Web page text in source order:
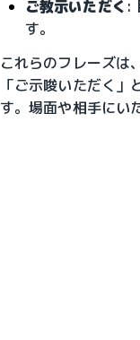
ご教示いただく :
す。
これらのフレーズは
「ご示唆いただく
す。場面や相手にい